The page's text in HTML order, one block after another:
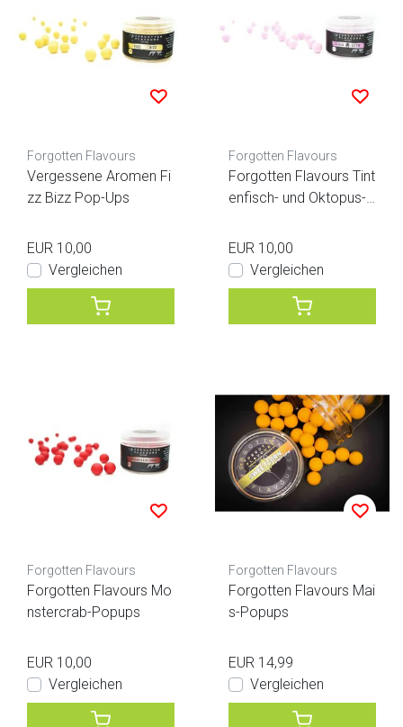
Forgotten Flavours
Vergessene Aromen Fi
zz Bizz Pop-Ups
EUR 10,00
Vergleichen
Forgotten Flavours
Forgotten Flavours Tint
enfisch- und Oktopus-P
EUR 10,00
Vergleichen
Forgotten Flavours
Forgotten Flavours Mo
nstercrab-Popups
EUR 10,00
Vergleichen
Forgotten Flavours
Forgotten Flavours Mai
s-Popups
EUR 14,99
Vergleichen